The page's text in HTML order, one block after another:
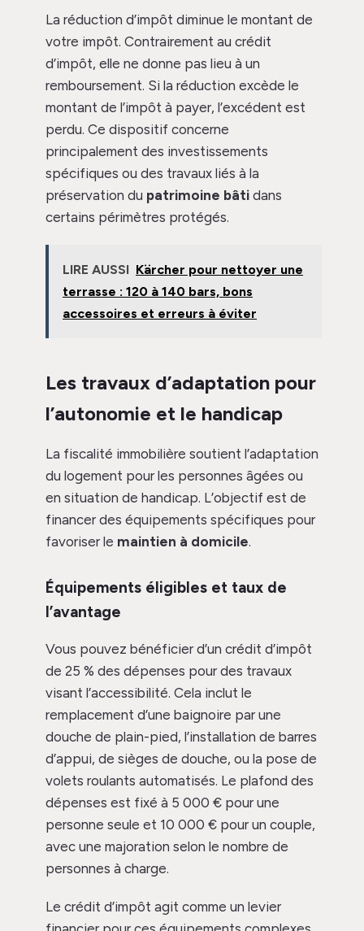
La réduction d’impôt diminue le montant de
votre impôt. Contrairement au crédit
d’impôt, elle ne donne pas lieu à un
remboursement. Si la réduction excède le
montant de l’impôt à payer, l’excédent est
perdu. Ce dispositif concerne
principalement des investissements
spécifiques ou des travaux liés à la
préservation du patrimoine bâti dans
certains périmètres protégés.
LIRE AUSSI Kärcher pour nettoyer une
terrasse : 120 à 140 bars, bons
accessoires et erreurs à éviter
Les travaux d’adaptation pour
l’autonomie et le handicap
La fiscalité immobilière soutient l’adaptation
du logement pour les personnes âgées ou
en situation de handicap. L’objectif est de
financer des équipements spécifiques pour
favoriser le maintien à domicile.
Équipements éligibles et taux de
l’avantage
Vous pouvez bénéficier d’un crédit d’impôt
de 25 % des dépenses pour des travaux
visant l’accessibilité. Cela inclut le
remplacement d’une baignoire par une
douche de plain-pied, l’installation de barres
d’appui, de sièges de douche, ou la pose de
volets roulants automatisés. Le plafond des
dépenses est fixé à 5 000 € pour une
personne seule et 10 000 € pour un couple,
avec une majoration selon le nombre de
personnes à charge.
Le crédit d’impôt agit comme un levier